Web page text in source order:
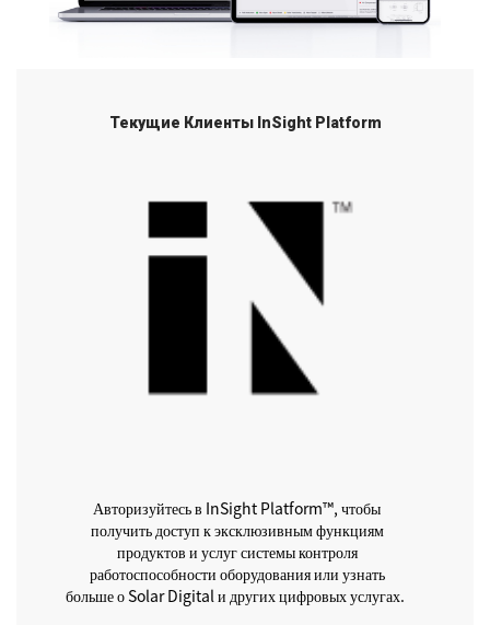
Текущие Клиенты InSight Platform
Авторизуйтесь в InSight Platform™, чтобы
получить доступ к эксклюзивным функциям
продуктов и услуг системы контроля
работоспособности оборудования или узнать
больше о Solar Digital и других цифровых услугах.